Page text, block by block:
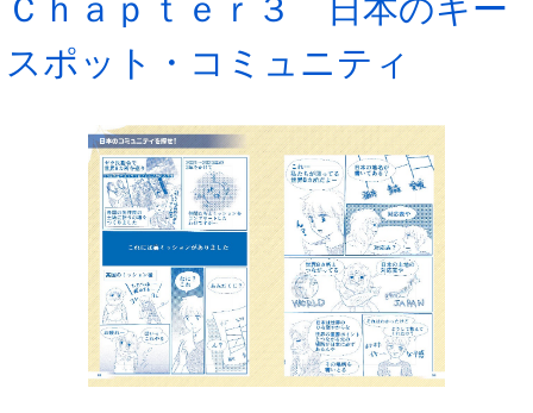
Ｃｈａｐｔｅｒ３ 日本のキー
スポット・コミュニティ